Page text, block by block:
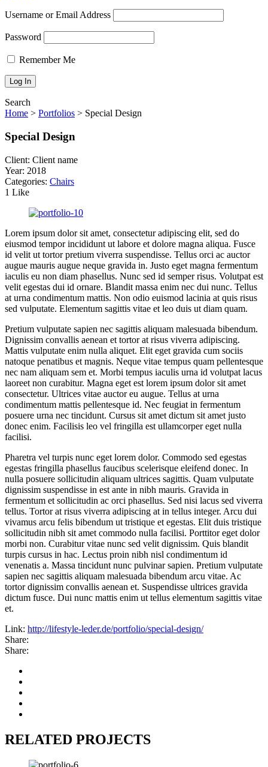
Username or Email Address
Password
Remember Me
Search
Home > Portfolios > Special Design
Special Design
Client: Client name
Year: 2018
Categories: Chairs
1 Like
Lorem ipsum dolor sit amet, consectetur adipiscing elit, sed do
eiusmod tempor incididunt ut labore et dolore magna aliqua. Fusce
id velit ut tortor pretium viverra suspendisse. Tellus orci ac auctor
augue mauris augue neque gravida in. Justo eget magna fermentum
iaculis eu non diam phasellus. Nunc sed id semper risus. Volutpat est
velit egestas dui id ornare. Blandit massa enim nec dui nunc. Tellus
at urna condimentum mattis. Non odio euismod lacinia at quis risus
sed vulputate. Elementum sagittis vitae et leo duis ut diam quam.
Pretium vulputate sapien nec sagittis aliquam malesuada bibendum.
Dignissim convallis aenean et tortor at risus viverra adipiscing.
Mattis vulputate enim nulla aliquet. Elit eget gravida cum sociis
natoque penatibus et magnis. Neque vitae tempus quam pellentesque
nec nam aliquam sem et. Morbi tempus iaculis urna id volutpat lacus
laoreet non curabitur. Magna eget est lorem ipsum dolor sit amet
consectetur. Ultrices vitae auctor eu augue. Tellus at urna
condimentum mattis pellentesque id. Nec feugiat in fermentum
posuere urna nec tincidunt. Cursus sit amet dictum sit amet justo
donec enim. Facilisis leo vel fringilla est ullamcorper eget nulla
facilisi.
Pharetra vel turpis nunc eget lorem dolor. Commodo sed egestas
egestas fringilla phasellus faucibus scelerisque eleifend donec. In
nulla posuere sollicitudin aliquam ultrices sagittis. Quam vulputate
dignissim suspendisse in est ante in nibh mauris. Gravida in
fermentum et sollicitudin ac orci phasellus. Sed nisi lacus sed viverra
tellus. Tortor at risus viverra adipiscing at in tellus integer. Arcu dui
vivamus arcu felis bibendum ut tristique et egestas. Elit duis tristique
sollicitudin nibh sit amet commodo nulla facilisi. Porttitor eget dolor
morbi non. Curabitur vitae nunc sed velit dignissim. Quis blandit
turpis cursus in hac. Lectus proin nibh nisl condimentum id
venenatis a. Massa tincidunt nunc pulvinar sapien. Pretium vulputate
sapien nec sagittis aliquam malesuada bibendum arcu vitae. Ac
tortor dignissim convallis aenean et. Suspendisse ultrices gravida
dictum fusce. Dui nunc mattis enim ut tellus elementum sagittis vitae
et.
Link: http://lifestyle-leder.de/portfolio/special-design/
Share:
Share:
RELATED PROJECTS